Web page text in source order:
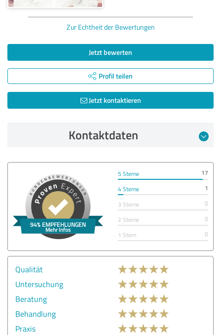
Zur Echtheit der Bewertungen
Jetzt bewerten
Profil teilen
Jetzt kontaktieren
Kontaktdaten
5 Sterne
17
4 Sterne
1
3 Sterne
0
2 Sterne
0
1 Stern
0
Qualität
Untersuchung
Beratung
Behandlung
Praxis